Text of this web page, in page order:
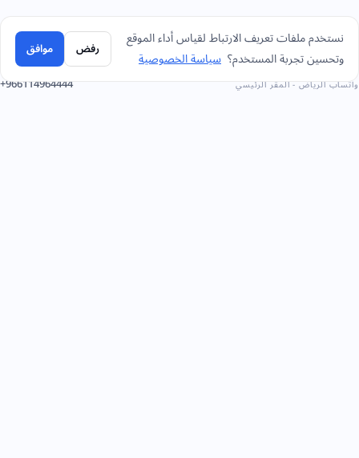
تواصل
+966 92 0000 559 الرياض - المقر الرئيسي
+966114964444 واتساب الرياض - المقر الرئيسي
نستخدم ملفات تعريف الارتباط لقياس أداء الموقع
وتحسين تجربة المستخدم؟ سياسة الخصوصية رفض موافق